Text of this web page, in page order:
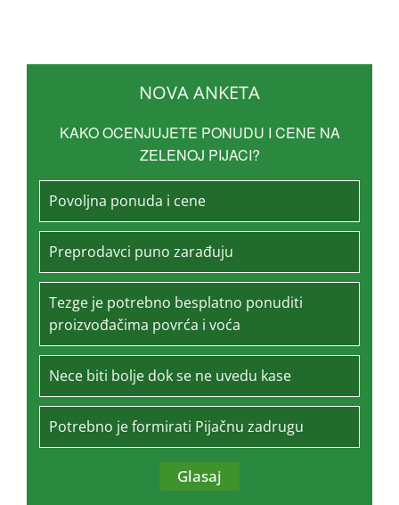
NOVA ANKETA
KAKO OCENJUJETE PONUDU I CENE NA
ZELENOJ PIJACI?
Povoljna ponuda i cene
Preprodavci puno zarađuju
Tezge je potrebno besplatno ponuditi
proizvođačima povrća i voća
Nece biti bolje dok se ne uvedu kase
Potrebno je formirati Pijačnu zadrugu